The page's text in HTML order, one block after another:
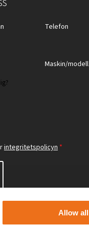
Allow all
integritetspolicyn *